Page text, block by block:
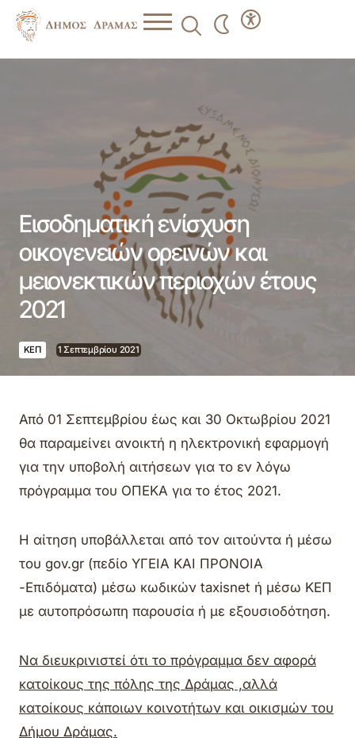
Εισοδηματική ενίσχυση
οικογενειών ορεινών και
μειονεκτικών περιοχών έτους
2021
ΚΕΠ 1 Σεπτεμβρίου 2021
Από 01 Σεπτεμβρίου έως και 30 Οκτωβρίου 2021
θα παραμείνει ανοικτή η ηλεκτρονική εφαρμογή
για την υποβολή αιτήσεων για το εν λόγω
πρόγραμμα του ΟΠΕΚΑ για το έτος 2021.
Η αίτηση υποβάλλεται από τον αιτούντα ή μέσω
του gov.gr (πεδίο ΥΓΕΙΑ ΚΑΙ ΠΡΟΝΟΙΑ
-Επιδόματα) μέσω κωδικών taxisnet ή μέσω ΚΕΠ
με αυτοπρόσωπη παρουσία ή με εξουσιοδότηση.
Να διευκρινιστεί ότι το πρόγραμμα δεν αφορά
κατοίκους της πόλης της Δράμας ,αλλά
κατοίκους κάποιων κοινοτήτων και οικισμών του
Δήμου Δράμας.